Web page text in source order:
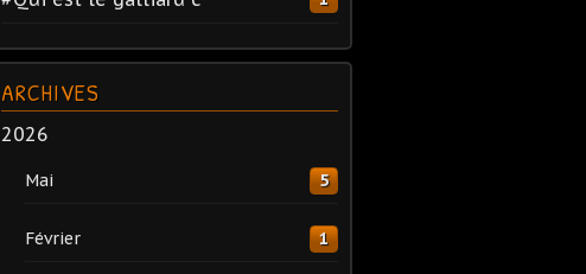
ARCHIVES
2026
Mai 5
Février 1